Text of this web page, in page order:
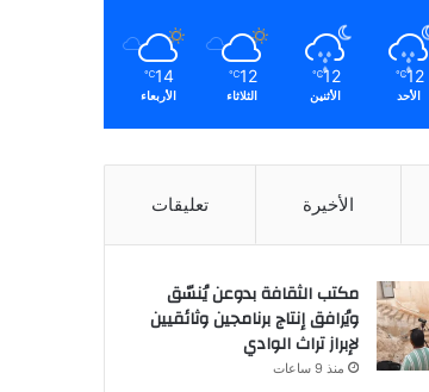
12
℃
الأحد
12
℃
الأثنين
12
℃
الثلاثاء
14
℃
الأربعاء
الأخيرة تعليقات
مكتب الثقافة بدوعن يُنسّق
ويُرافق إنتاج برنامجين وثائقيين
لإبراز تراث الوادي
منذ 9 ساعات